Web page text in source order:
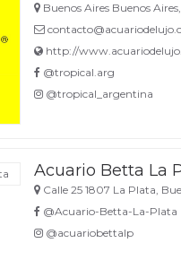
Buenos Aires Buenos
http://
@tropical.arg
@tropical_argentina
Acuario Betta La
Calle 25 1807 La Plata,
@Acuario-Betta-La-Plata
@acuariobettalp